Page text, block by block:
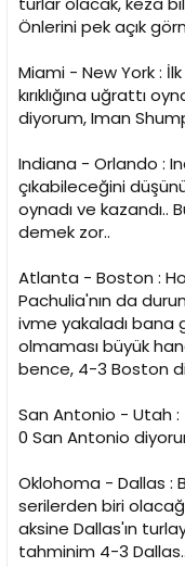
Önlerini pek açık
Miami - New York :
kırıklığına uğrattı
diyorum, Iman
Indiana - Orlando :
çıkabileceğini
oynadı ve kazandı..
demek zor..
Atlanta - Boston :
Pachulia'nın da
ivme yakaladı bana
olmaması büyük
bence, 4-3 Boston
San Antonio - Utah
0 San Antonio
Oklohoma - Dallas :
serilerden biri
aksine Dallas'ın
tahminim 4-3